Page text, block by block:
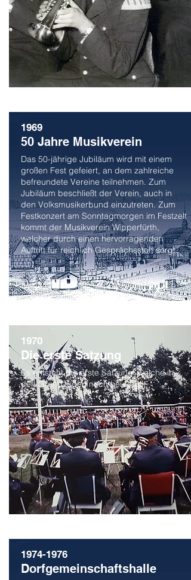
50 Jahre Musikverein
Das 50-jährige Jubiläum wird mit einem
großen Fest gefeiert, an dem zahlreiche
befreundete Vereine teilnehmen. Zum
Jubiläum beschließt der Verein, auch in
den Volksmusikerbund einzutreten. Zum
Festkonzert am Sonntagmorgen im Festzelt
kommt der Musikverein Wipperfürth,
welcher durch einen hervorragenden
Auftritt für reichlich Gesprächsstoff sorgt.
1969
Die erste Satzung
Es entsteht die erste Satzung, welche in
den Grundzügen noch heute gilt.
1970
Dorfgemeinschaftshalle
1974-1976